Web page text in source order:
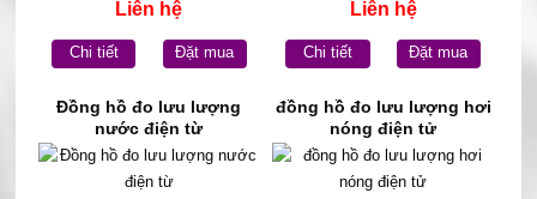
Liên hệ
Chi tiết Đặt mua
Liên hệ
Chi tiết Đặt mua
Đồng hồ đo lưu lượng
nước điện từ
đồng hồ đo lưu lượng hơi
nóng điện tử